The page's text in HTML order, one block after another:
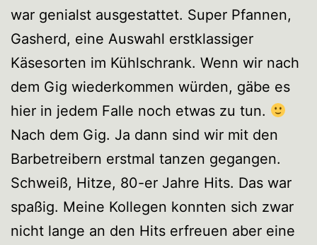
war genialst ausgestattet. Super Pfannen,
Gasherd, eine Auswahl erstklassiger
Käsesorten im Kühlschrank. Wenn wir nach
dem Gig wiederkommen würden, gäbe es
hier in jedem Falle noch etwas zu tun.
Nach dem Gig. Ja dann sind wir mit den
Barbetreibern erstmal tanzen gegangen.
Schweiß, Hitze, 80-er Jahre Hits. Das war
spaßig. Meine Kollegen konnten sich zwar
nicht lange an den Hits erfreuen aber eine